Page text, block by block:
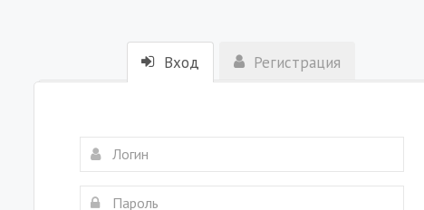
Вход Регистрация